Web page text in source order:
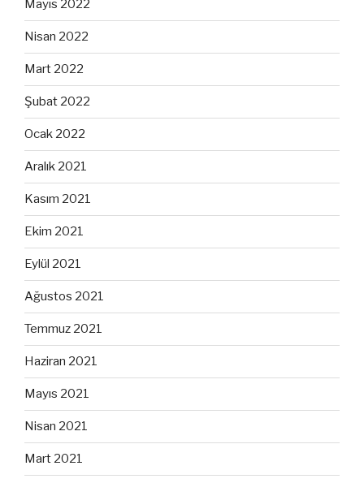
Mayıs 2022
Nisan 2022
Mart 2022
Şubat 2022
Ocak 2022
Aralık 2021
Kasım 2021
Ekim 2021
Eylül 2021
Ağustos 2021
Temmuz 2021
Haziran 2021
Mayıs 2021
Nisan 2021
Mart 2021